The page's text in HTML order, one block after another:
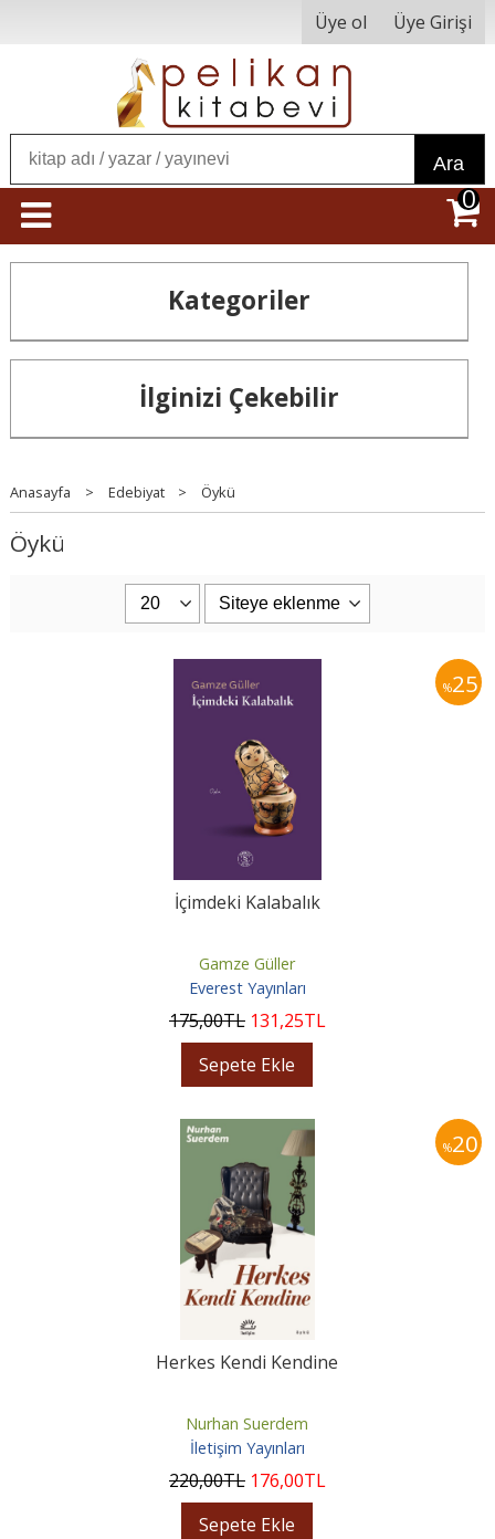
Üye ol Üye Girişi
Ara
0
Kategoriler
İlginizi Çekebilir
Anasayfa > Edebiyat > Öykü
Öykü
%25
İçimdeki Kalabalık
Gamze Güller
Everest Yayınları
175,00TL 131,25TL
Sepete Ekle
%20
Herkes Kendi Kendine
Nurhan Suerdem
İletişim Yayınları
220,00TL 176,00TL
Sepete Ekle